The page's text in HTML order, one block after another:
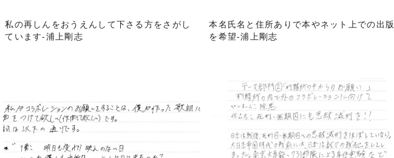
私の再しんをおうえんして下さる方をさがし
ています-浦上剛志
本名氏名と住所ありで本やネット上での出版
を希望-浦上剛志